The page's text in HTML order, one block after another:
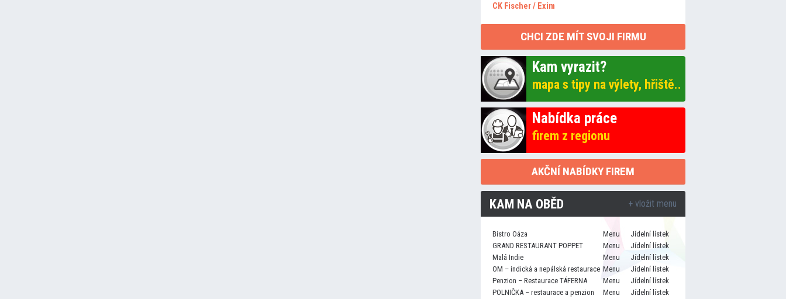
CK Fischer / Exim
CHCI ZDE MÍT SVOJI FIRMU
Kam vyrazit?
mapa s tipy na výlety, hřiště..
Nabídka práce
firem z regionu
AKČNÍ NABÍDKY FIREM
KAM NA OBĚD + vložit menu
Bistro Oáza Menu
Jídelní lístek
GRAND RESTAURANT POPPET
Menu
Jídelní lístek
Malá Indie
Menu
Jídelní lístek
OM – indická a nepálská restaurace Menu
Jídelní lístek
Penzion – Restaurace TÁFERNA
Menu
Jídelní lístek
POLNIČKA – restaurace a penzion
Menu
Jídelní lístek